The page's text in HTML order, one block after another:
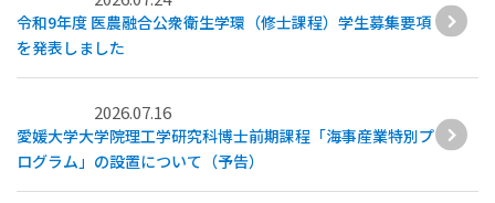
令和9年度 医農融合公衆衛生学環（修士課程）学生募集要項
を発表しました
2026.07.16
愛媛大学大学院理工学研究科博士前期課程「海事産業特別プ
ログラム」の設置について（予告）